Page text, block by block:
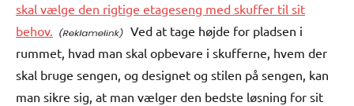
skal vælge den rigtige etageseng med skuffer til sit
behov.
Ved at tage højde for pladsen i
rummet, hvad man skal opbevare i skufferne, hvem der
skal bruge sengen, og designet og stilen på sengen, kan
man sikre sig, at man vælger den bedste løsning for sit